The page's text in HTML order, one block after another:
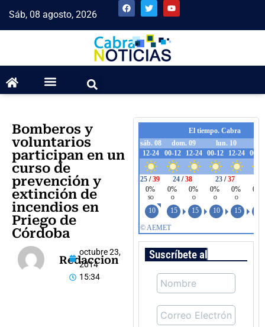
Sáb, 08 agosto, 2026
Bomberos y
voluntarios
participan en un
curso de
prevención y
extinción de
incendios en
Priego de
Córdoba
Redaccion
octubre 23,
2014
15:34
Suscríbete al boletín